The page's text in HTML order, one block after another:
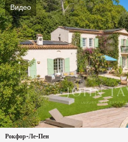
Видео
Рокфор-Ле-Пен